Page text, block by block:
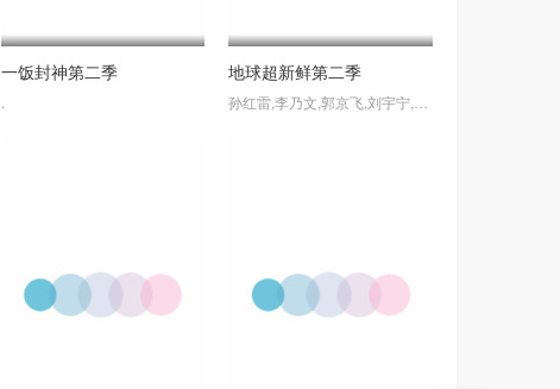
一饭封神第二季
.
地球超新鲜第二季
孙红雷,李乃文,郭京飞,刘宇宁,龚俊,陈星旭,王玉雯,林一